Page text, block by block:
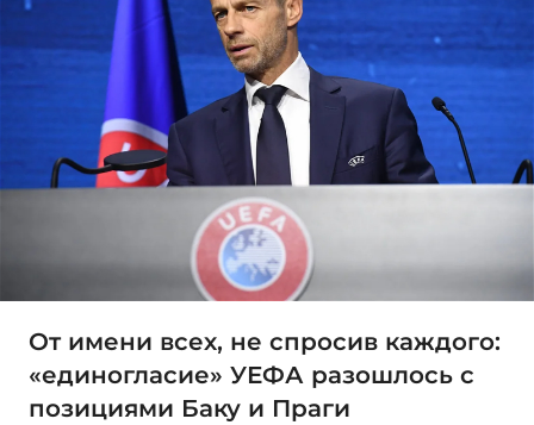
От имени всех, не спросив каждого:
«единогласие» УЕФА разошлось с
позициями Баку и Праги